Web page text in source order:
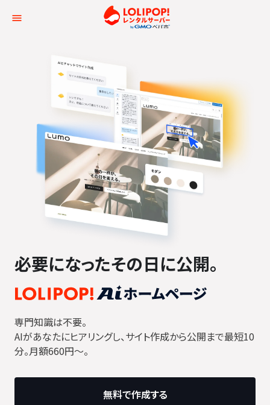
ロリポップ！レンタル
必要になったその日に公開。
専門知識は不要。
AIがあなたにヒアリングし、サイト作成から公開まで最短10
分。月額660円〜。
無料で作成する